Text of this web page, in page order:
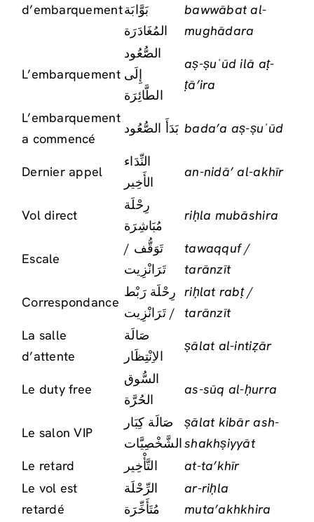
d’embarquementبَوَّابَة
المُغَادَرَة
bawwābat al-
mughādara
L’embarquement
الصُّعُود
إِلَى
الطَّائِرَة
aṣ-ṣuʿūd ilā aṭ-
ṭā’ira
L’embarquement
a commencé
بَدَأَ الصُّعُود bada’a aṣ-ṣuʿūd
Dernier appel
النِّدَاء
الأَخِير
an-nidā’ al-akhīr
Vol direct
رِحْلَة
مُبَاشِرَة
riḥla mubāshira
Escale
تَوَقُّف /
تَرَانْزِيت
tawaqquf /
tarānzīt
Correspondance
رِحْلَة رَبْط
/ تَرَانْزِيت
riḥlat rabṭ /
tarānzīt
La salle
d’attente
صَالَة
الاِنْتِظَار
ṣālat al-intiẓār
Le duty free
السُّوق
الحُرَّة
as-sūq al-ḥurra
Le salon VIP
صَالَة كِبَار
الشَّخْصِيَّات
ṣālat kibār ash-
shakhṣiyyāt
Le retard
التَّأْخِير
at-ta’khīr
Le vol est
retardé
الرِّحْلَة
مُتَأَخِّرَة
ar-riḥla
muta’akhkhira